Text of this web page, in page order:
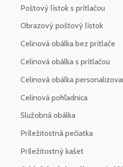
Poštový lístok s prítlačou
Obrazový poštový lístok
Celinová obálka bez prítlače
Celinová obálka s prítlačou
Celinová obálka
Celinová pohľadnica
Služobná obálka
Príležitostná pečiatka
Príležitostný kašet